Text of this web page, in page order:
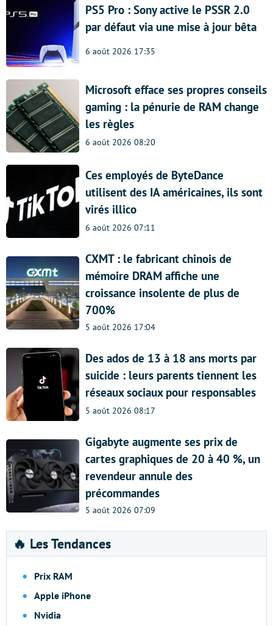
PS5 Pro : Sony active le PSSR 2.0
par défaut via une mise à jour bêta
6 août 2026 17:35
Microsoft efface ses propres conseils
gaming : la pénurie de RAM change
les règles
6 août 2026 08:20
Ces employés de ByteDance
utilisent des IA américaines, ils sont
virés illico
6 août 2026 07:11
CXMT : le fabricant chinois de
mémoire DRAM affiche une
croissance insolente de plus de
700%
5 août 2026 17:04
Des ados de 13 à 18 ans morts par
suicide : leurs parents tiennent les
réseaux sociaux pour responsables
5 août 2026 08:17
Gigabyte augmente ses prix de
cartes graphiques de 20 à 40 %, un
revendeur annule des
précommandes
5 août 2026 07:09
🔥 Les Tendances
Prix RAM
Apple iPhone
Nvidia